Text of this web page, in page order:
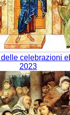
celebrazioni
2023